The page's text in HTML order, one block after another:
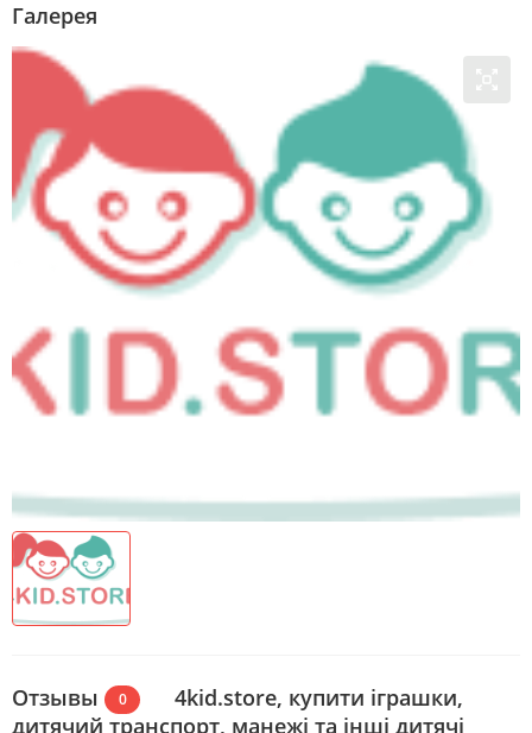
Галерея
Отзывы 0
4kid.store, купити іграшки,
дитячий транспорт, манежі та інші дитячі